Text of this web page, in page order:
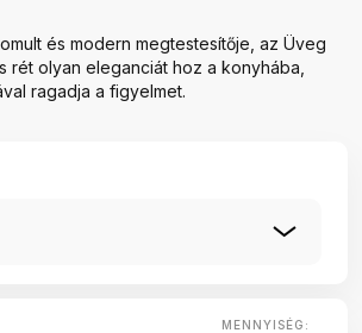
és modern megtestesítője, az Üveg
rét olyan eleganciát hoz a konyhába,
ragadja a figyelmet.
MENNYISÉG: